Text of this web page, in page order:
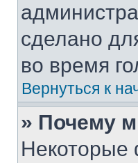
сделано
во время
Вернуться к
» Почему
Некоторые